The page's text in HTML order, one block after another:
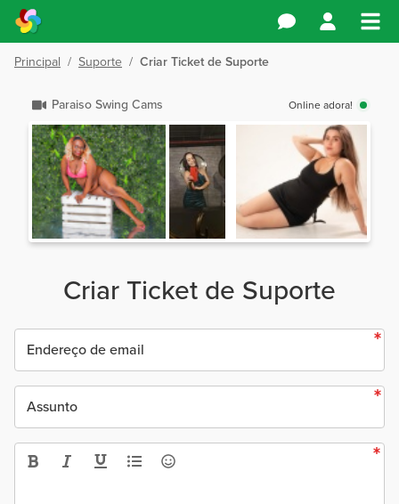
Principal / Suporte / Criar Ticket de Suporte
Paraiso Swing Cams Online adora!
Criar Ticket de Suporte
Endereço de email
Assunto